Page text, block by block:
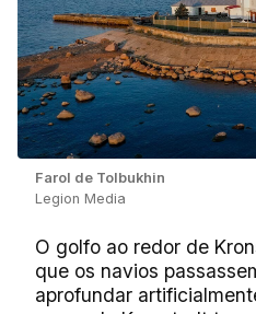
Farol de Tolbukhin
Legion Media
O golfo ao redor de
que os navios
aprofundar